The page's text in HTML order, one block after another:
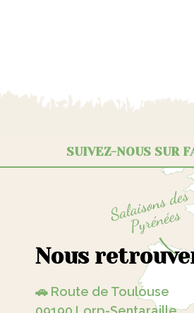
SUIVEZ-NOUS SUR
Nous
🚗 Route de Toulouse